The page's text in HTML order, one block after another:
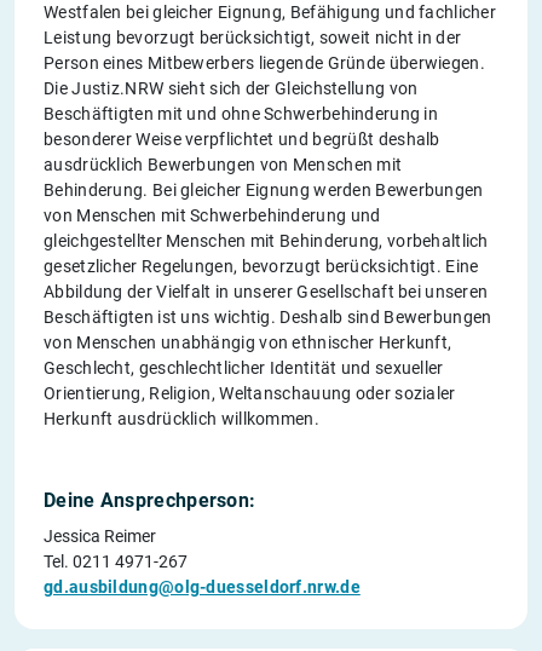
Westfalen bei gleicher Eignung, Befähigung und fachlicher
Leistung bevorzugt berücksichtigt, soweit nicht in der
Person eines Mitbewerbers liegende Gründe überwiegen.
Die Justiz.NRW sieht sich der Gleichstellung von
Beschäftigten mit und ohne Schwerbehinderung in
besonderer Weise verpflichtet und begrüßt deshalb
ausdrücklich Bewerbungen von Menschen mit
Behinderung. Bei gleicher Eignung werden Bewerbungen
von Menschen mit Schwerbehinderung und
gleichgestellter Menschen mit Behinderung, vorbehaltlich
gesetzlicher Regelungen, bevorzugt berücksichtigt. Eine
Abbildung der Vielfalt in unserer Gesellschaft bei unseren
Beschäftigten ist uns wichtig. Deshalb sind Bewerbungen
von Menschen unabhängig von ethnischer Herkunft,
Geschlecht, geschlechtlicher Identität und sexueller
Orientierung, Religion, Weltanschauung oder sozialer
Herkunft ausdrücklich willkommen.
Deine Ansprechperson:
Jessica Reimer
Tel. 0211 4971-267
gd.ausbildung@olg-duesseldorf.nrw.de